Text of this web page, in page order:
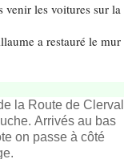
venir les voitures sur la
a restauré le mur
la Route de Clerval
Arrivés au bas
on passe à côté